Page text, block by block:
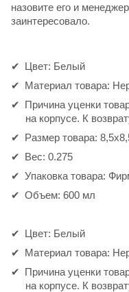
назовите его и
заинтересовало.
Цвет: Белый
Материал товара:
Причина уценки
на корпусе. К
Размер товара:
Вес: 0.275
Упаковка товара:
Объем: 600 мл
Цвет: Белый
Материал товара:
Причина уценки
на корпусе. К